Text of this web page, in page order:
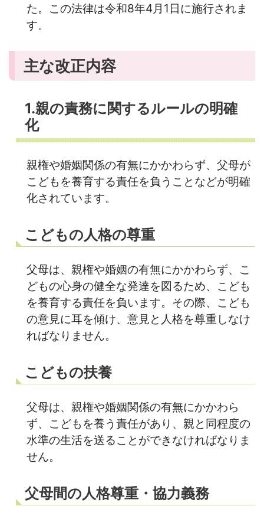
た。この法律は令和8年4月1日に施行されま
す。
主な改正内容
​1.親の責務に関するルールの明確
化​
親権や婚姻関係の有無にかかわらず、父母が
こどもを養育する責任を負うことなどが明確
化されています。
こどもの人格の尊重
父母は、親権や婚姻の有無にかかわらず、こ
どもの心身の健全な発達を図るため、こども
を養育する責任を負います。その際、こども
の意見に耳を傾け、意見と人格を尊重しなけ
ればなりません。
こどもの扶養
父母は、親権や婚姻関係の有無にかかわら
ず、こどもを養う責任があり、親と同程度の
水準の生活を送ることができなければなりま
せん。
父母間の人格尊重・協力義務